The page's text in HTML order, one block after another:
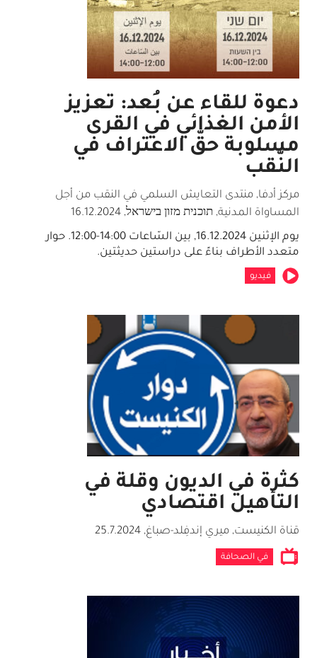
دعوة للقاء عن بُعد: تعزيز
الأمن الغذائي في القرى
مسلوبة حقّ الاعتراف في
النّقب
مركز أدفا, منتدى التعايش السلمي في النقب من أجل
المساواة المدنية, תוכנית מזון בישראל,
16.12.2024
يوم الإثنين 16.12.2024, بين السّاعات 14:00-12:00. حوار
متعدد الأطراف بناءً على دراستين حديثتين.
فيديو
كثرة في الديون وقلة في
التأهيل اقتصادي
قناة الكنيست, ميري إندفِلد-صباغ,
25.7.2024
في الصحافة